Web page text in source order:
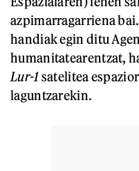
azpimarragarriena
handiak egin ditu
humanitatearentzat,
Lur-1satelitea
laguntzarekin.